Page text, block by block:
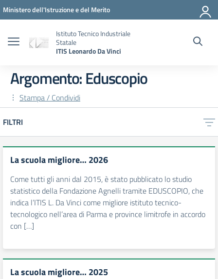
Vai ai contenuti
Vai al menu di navigazione
Vai al footer
Ministero dell'Istruzione e del Merito
Istituto Tecnico Industriale
Statale
ITIS Leonardo Da Vinci
Argomento: Eduscopio
Stampa / Condividi
FILTRI
La scuola migliore… 2026
Come tutti gli anni dal 2015, è stato pubblicato lo studio
statistico della Fondazione Agnelli tramite EDUSCOPIO, che
indica l’ITIS L. Da Vinci come migliore istituto tecnico-
tecnologico nell’area di Parma e province limitrofe in accordo
con […]
La scuola migliore… 2025